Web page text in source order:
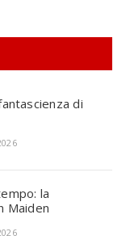
di
la
Maiden